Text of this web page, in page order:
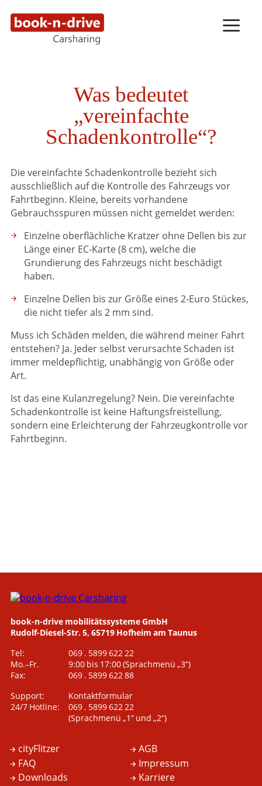
Was bedeutet
„vereinfachte
Schadenkontrolle“?
Die vereinfachte Schadenkontrolle bezieht sich
ausschließlich auf die Kontrolle des Fahrzeugs vor
Fahrtbeginn. Kleine, bereits vorhandene
Gebrauchsspuren müssen nicht gemeldet werden:
Einzelne oberflächliche Kratzer ohne Dellen bis zur
Länge einer EC-Karte (8 cm), welche die
Grundierung des Fahrzeugs nicht beschädigt
haben.
Einzelne Dellen bis zur Größe eines 2-Euro Stückes,
die nicht tiefer als 2 mm sind.
Muss ich Schäden melden, die während meiner Fahrt
entstehen? Ja. Jeder selbst verursachte Schaden ist
immer meldepflichtig, unabhängig von Größe oder
Art.
Ist das eine Kulanzregelung? Nein. Die vereinfachte
Schadenkontrolle ist keine Haftungsfreistellung,
sondern eine Erleichterung der Fahrzeugkontrolle vor
Fahrtbeginn.
book-n-drive mobilitätssysteme GmbH
Rudolf-Diesel-Str. 5, 65719 Hofheim am Taunus
Tel:
069 . 5899 622 22
Mo.–Fr.
9:00 bis 17:00(Sprachmenü „3“)
Fax:
069 . 5899 622 88
Support:
Kontaktformular
24/7 Hotline:
069 . 5899 622 22
(Sprachmenü „1“ und „2“)
cityFlitzer
FAQ
Downloads
AGB
Impressum
Karriere